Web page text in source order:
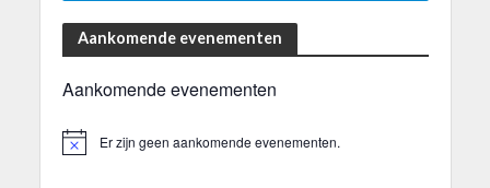
Aankomende evenementen
Aankomende evenementen
Er zijn geen aankomende evenementen.